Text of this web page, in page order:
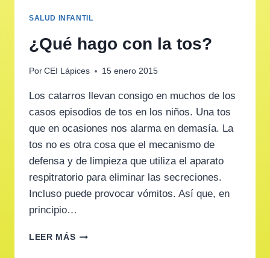
SALUD INFANTIL
¿Qué hago con la tos?
Por CEI Lápices 15 enero 2015
Los catarros llevan consigo en muchos de los
casos episodios de tos en los niños. Una tos
que en ocasiones nos alarma en demasía. La
tos no es otra cosa que el mecanismo de
defensa y de limpieza que utiliza el aparato
respitratorio para eliminar las secreciones.
Incluso puede provocar vómitos. Así que, en
principio…
LEER MÁS¿QUÉ